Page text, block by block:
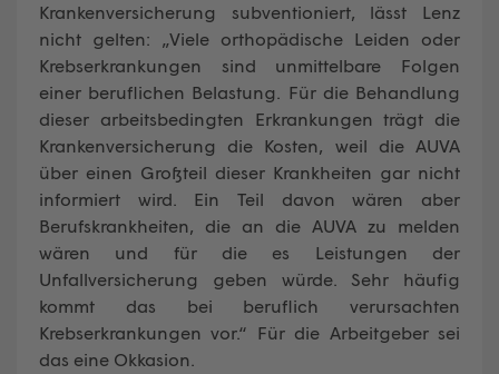
Krankenversicherung subventioniert, lässt Lenz
nicht gelten: „Viele orthopädische Leiden oder
Krebserkrankungen sind unmittelbare Folgen
einer beruflichen Belastung. Für die Behandlung
dieser arbeitsbedingten Erkrankungen trägt die
Krankenversicherung die Kosten, weil die AUVA
über einen Großteil dieser Krankheiten gar nicht
informiert wird. Ein Teil davon wären aber
Berufskrankheiten, die an die AUVA zu melden
wären und für die es Leistungen der
Unfallversicherung geben würde. Sehr häufig
kommt das bei beruflich verursachten
Krebserkrankungen vor.“ Für die Arbeitgeber sei
das eine Okkasion.